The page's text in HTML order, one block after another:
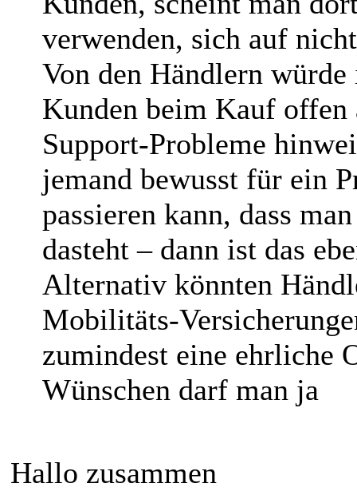
verwenden, sich auf
Von den Händlern
Kunden beim Kauf offen
Support‑Probleme
jemand bewusst für ein
passieren kann, dass
dasteht – dann ist das
Alternativ könnten
zumindest eine ehrliche
Wünschen darf man ja
Hallo zusammen